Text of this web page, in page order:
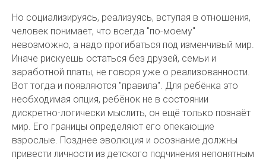
Но социализируясь, реализуясь, вступая в отношения,
человек понимает, что всегда "по-моему"
невозможно, а надо прогибаться под изменчивый мир.
Иначе рискуешь остаться без друзей, семьи и
заработной платы, не говоря уже о реализованности.
Вот тогда и появляются "правила". Для ребёнка это
необходимая опция, ребёнок не в состоянии
дискретно-логически мыслить, он ещё только познаёт
мир. Его границы определяют его опекающие
взрослые. Позднее эволюция и осознание должны
привести личности из детского подчинения непонятным